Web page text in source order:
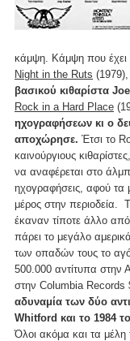
κάμψη. Κάμψη που έχει
Night in the Ruts (1979),
βασικού κιθαρίστα
Rock in a Hard Place
ηχογραφήσεων κι ο
αποχώρησε. Έτσι το
καινούργιους
να αναφέρεται στο
ηχογραφήσεις, αφού τα
μέρος στην περιοδεία.
έκαναν τίποτε άλλο
πάρει το μεγάλο
των οπαδών τους το
500.000 αντίτυπα στην
στην Columbia Records
αδυναμία των δύο
Whitford και το 1984
Όλοι ακόμα και τα μέλη